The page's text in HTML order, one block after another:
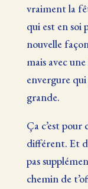
vraiment la
qui est en soi
nouvelle
mais avec
envergure
grande.
Ça c’est
différent. Et
pas
chemin de